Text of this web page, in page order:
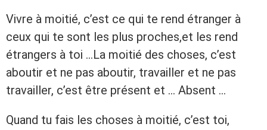
Vivre à moitié, c’est ce qui te rend étranger à
ceux qui te sont les plus proches,et les rend
étrangers à toi …La moitié des choses, c’est
aboutir et ne pas aboutir, travailler et ne pas
travailler, c’est être présent et … Absent …
Quand tu fais les choses à moitié, c’est toi,